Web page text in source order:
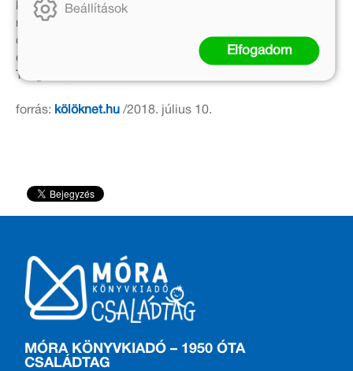
kincs – minden gyermek számára otthonos világot
rajzolnak meg, amiben azonban szokatlan szövésű
cselekményt könnyedén követhetnek végig. Ezért
érdemes kézbe venni a
Papírfül kapitány t.
Tengerre, ti szárazföldi... olvasók!
forrás: kölöknet.hu /2018. július 10.
MÓRA KÖNYVKIADÓ – 1950 ÓTA
CSALÁDTAG
Beállítások
Elfogadom